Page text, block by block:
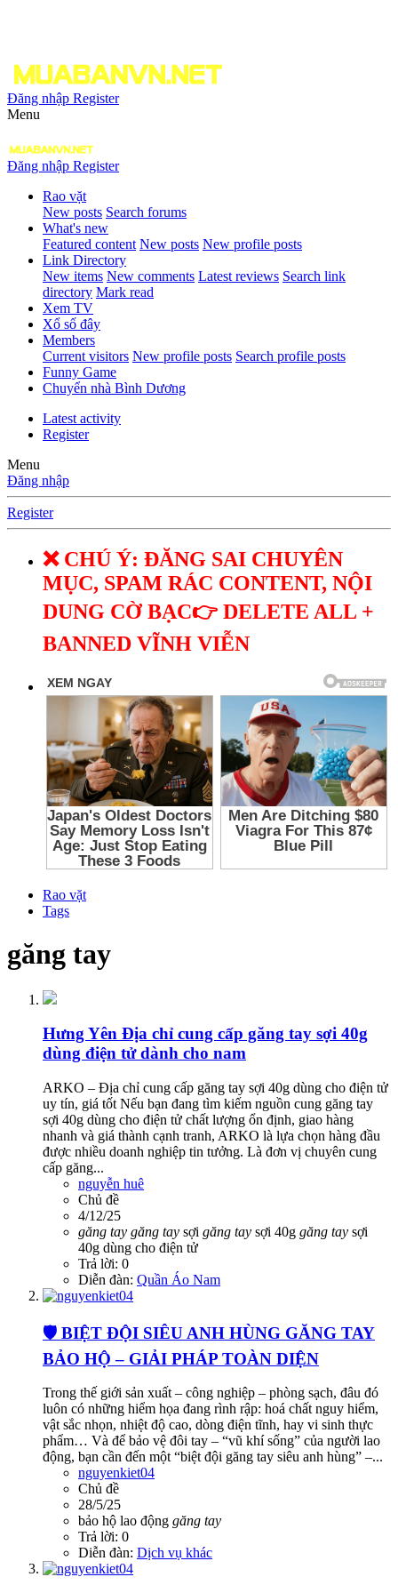
Đăng nhập Register
Menu
Đăng nhập Register
Rao vặt
New posts Search forums
What's new
Featured content New posts New profile posts
Link Directory
New items New comments Latest reviews Search link
directory Mark read
Xem TV
Xổ số đây
Members
Current visitors New profile posts Search profile posts
Funny Game
Chuyển nhà Bình Dương
Latest activity
Register
Menu
Đăng nhập
Register
❌ CHÚ Ý: ĐĂNG SAI CHUYÊN
MỤC, SPAM RÁC CONTENT, NỘI
DUNG CỜ BẠC👉 DELETE ALL +
BANNED VĨNH VIỄN
Rao vặt
Tags
găng tay
Hưng Yên Địa chỉ cung cấp găng tay sợi 40g
dùng điện tử dành cho nam
ARKO – Địa chỉ cung cấp găng tay sợi 40g dùng cho điện tử
uy tín, giá tốt Nếu bạn đang tìm kiếm nguồn cung găng tay
sợi 40g dùng cho điện tử chất lượng ổn định, giao hàng
nhanh và giá thành cạnh tranh, ARKO là lựa chọn hàng đầu
được nhiều doanh nghiệp tin tưởng. Là đơn vị chuyên cung
cấp găng...
nguyễn huê
Chủ đề
4/12/25
găng tay găng tay sợi găng tay sợi 40g găng tay sợi
40g dùng cho điện tử
Trả lời: 0
Diễn đàn: Quần Áo Nam
🛡️ BIỆT ĐỘI SIÊU ANH HÙNG GĂNG TAY
BẢO HỘ – GIẢI PHÁP TOÀN DIỆN
Trong thế giới sản xuất – công nghiệp – phòng sạch, đâu đó
luôn có những hiểm họa đang rình rập: hoá chất nguy hiểm,
vật sắc nhọn, nhiệt độ cao, dòng điện tĩnh, hay vi sinh thực
phẩm… Và để bảo vệ đôi tay – “vũ khí sống” của người lao
động, bạn cần đến một “biệt đội găng tay siêu anh hùng” –...
nguyenkiet04
Chủ đề
28/5/25
bảo hộ lao động găng tay
Trả lời: 0
Diễn đàn: Dịch vụ khác